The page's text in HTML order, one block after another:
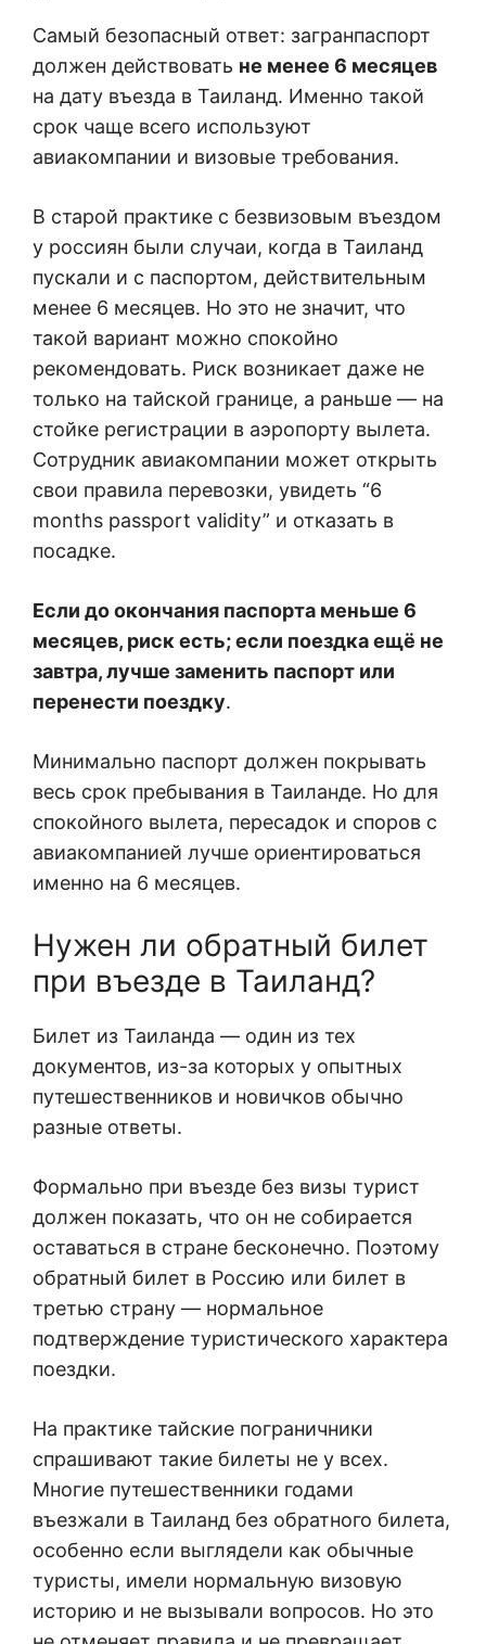
Самый безопасный ответ: загранпаспорт
должен действовать не менее 6 месяцев
на дату въезда в Таиланд. Именно такой
срок чаще всего используют
авиакомпании и визовые требования.
В старой практике с безвизовым въездом
у россиян были случаи, когда в Таиланд
пускали и с паспортом, действительным
менее 6 месяцев. Но это не значит, что
такой вариант можно спокойно
рекомендовать. Риск возникает даже не
только на тайской границе, а раньше — на
стойке регистрации в аэропорту вылета.
Сотрудник авиакомпании может открыть
свои правила перевозки, увидеть “6
months passport validity” и отказать в
посадке.
Если до окончания паспорта меньше 6
месяцев, риск есть; если поездка ещё не
завтра, лучше заменить паспорт или
перенести поездку.
Минимально паспорт должен покрывать
весь срок пребывания в Таиланде. Но для
спокойного вылета, пересадок и споров с
авиакомпанией лучше ориентироваться
именно на 6 месяцев.
Нужен ли обратный билет
при въезде в Таиланд?
Билет из Таиланда — один из тех
документов, из-за которых у опытных
путешественников и новичков обычно
разные ответы.
Формально при въезде без визы турист
должен показать, что он не собирается
оставаться в стране бесконечно. Поэтому
обратный билет в Россию или билет в
третью страну — нормальное
подтверждение туристического характера
поездки.
На практике тайские пограничники
спрашивают такие билеты не у всех.
Многие путешественники годами
въезжали в Таиланд без обратного билета,
особенно если выглядели как обычные
туристы, имели нормальную визовую
историю и не вызывали вопросов. Но это